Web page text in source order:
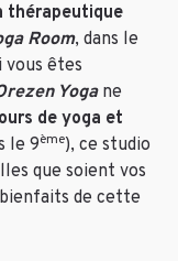
thérapeutique
Room, dans le
êtes
Yogane
de yoga et
le 9ème), ce studio
que soient vos
de cette